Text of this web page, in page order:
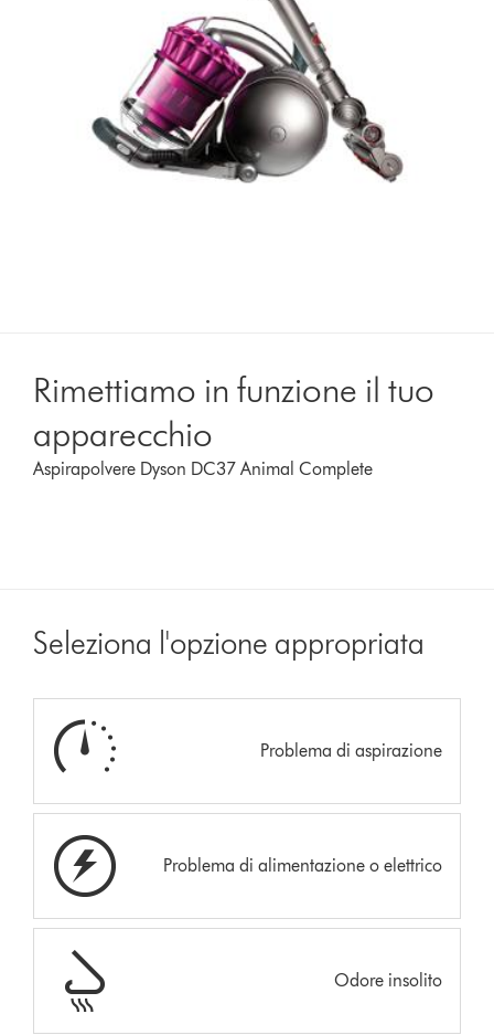
Rimettiamo in funzione il tuo
apparecchio
Aspirapolvere Dyson DC37 Animal Complete
Seleziona l'opzione appropriata
Problema di aspirazione
Problema di alimentazione o elettrico
Odore insolito